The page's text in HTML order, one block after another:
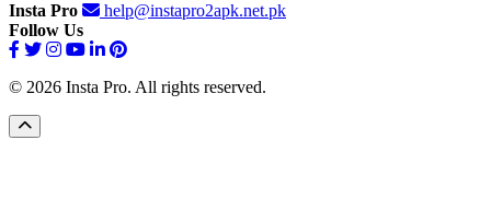
Insta Pro
help@instapro2apk.net.pk
Follow Us
© 2026 Insta Pro. All rights reserved.